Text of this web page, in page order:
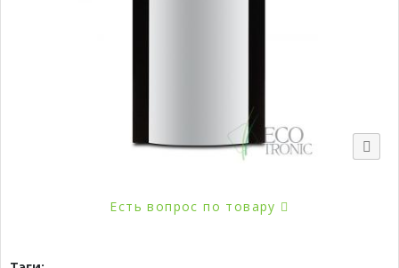
Есть вопрос по товару